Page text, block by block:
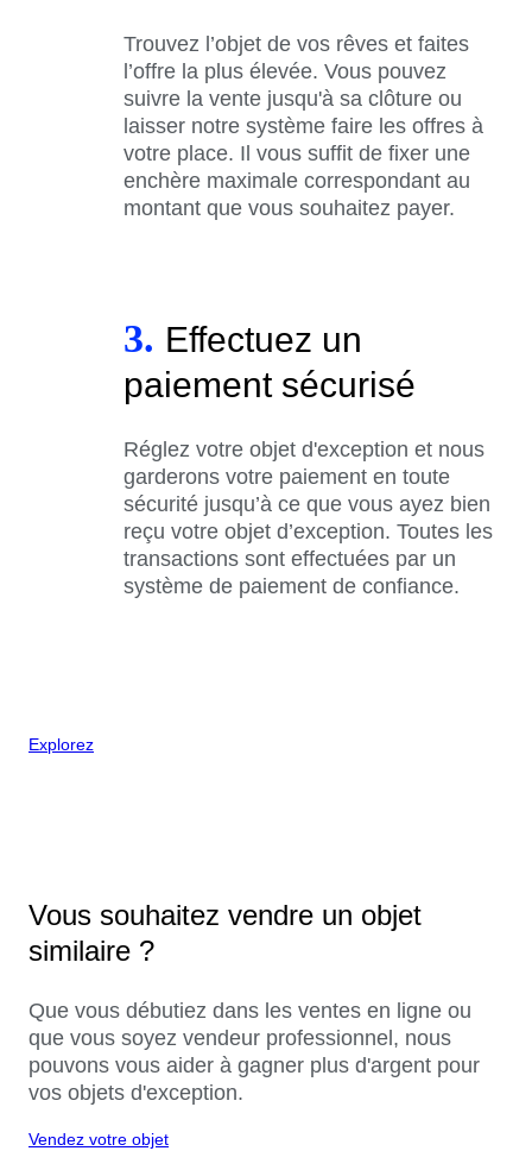
Trouvez l’objet de vos rêves et faites
l’offre la plus élevée. Vous pouvez
suivre la vente jusqu'à sa clôture ou
laisser notre système faire les offres à
votre place. Il vous suffit de fixer une
enchère maximale correspondant au
montant que vous souhaitez payer.
3. Effectuez un
paiement sécurisé
Réglez votre objet d'exception et nous
garderons votre paiement en toute
sécurité jusqu’à ce que vous ayez bien
reçu votre objet d’exception. Toutes les
transactions sont effectuées par un
système de paiement de confiance.
Explorez
Vous souhaitez vendre un objet
similaire ?
Que vous débutiez dans les ventes en ligne ou
que vous soyez vendeur professionnel, nous
pouvons vous aider à gagner plus d'argent pour
vos objets d'exception.
Vendez votre objet